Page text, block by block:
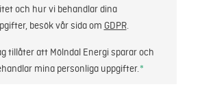
tillåter att Mölndal Energi sparar och
mina personliga uppgifter.*
och hur vi behandlar dina
besök vår sida om GDPR.